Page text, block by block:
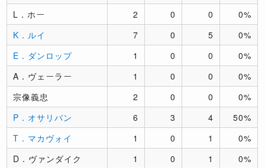
L．ホー
2 0 0
0%
K．ルイ
7 0 5
0%
E．ダンロップ
1 0 0
0%
A．ヴェーラー
1 0 0
0%
宗像義忠
2 0 0
0%
P．オサリバン
6 3 4
50%
T．マカヴォイ
1 0 1
0%
D．ヴァンダイク
1 0 1
0%